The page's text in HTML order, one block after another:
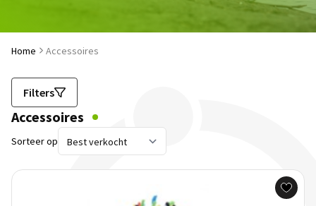
Home Accessoires
Filters
Accessoires
Sorteer op